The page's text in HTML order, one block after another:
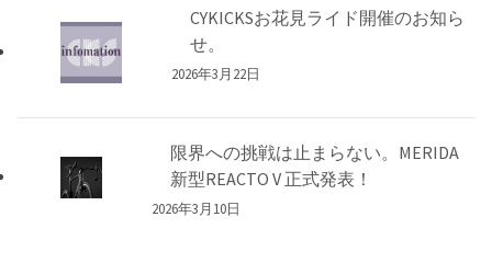
CYKICKSお花見ライド開催のお知ら
せ。
2026年3月22日
限界への挑戦は止まらない。MERIDA
新型REACTO V 正式発表！
2026年3月10日